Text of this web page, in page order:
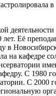
Её
в
на кафедре
С 1980
С 2000